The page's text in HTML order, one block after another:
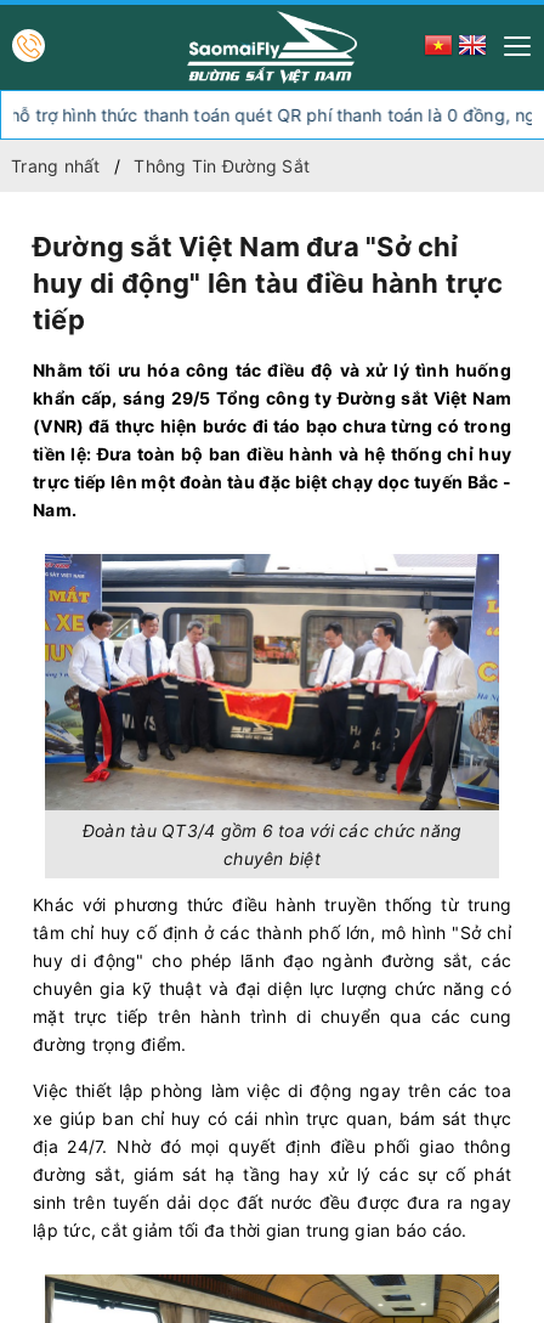
thức thanh toán quét QR phí thanh toán là 0 đồng, ngoài
Trang nhất Thông Tin Đường Sắt
Đường sắt Việt Nam đưa "Sở chỉ
huy di động" lên tàu điều hành trực
tiếp
Nhằm tối ưu hóa công tác điều độ và xử lý tình huống
khẩn cấp, sáng 29/5 Tổng công ty Đường sắt Việt Nam
(VNR) đã thực hiện bước đi táo bạo chưa từng có trong
tiền lệ: Đưa toàn bộ ban điều hành và hệ thống chỉ huy
trực tiếp lên một đoàn tàu đặc biệt chạy dọc tuyến Bắc -
Nam.
Đoàn tàu QT3/4 gồm 6 toa với các chức năng
chuyên biệt
Khác với phương thức điều hành truyền thống từ trung
tâm chỉ huy cố định ở các thành phố lớn, mô hình "Sở chỉ
huy di động" cho phép lãnh đạo ngành đường sắt, các
chuyên gia kỹ thuật và đại diện lực lượng chức năng có
mặt trực tiếp trên hành trình di chuyển qua các cung
đường trọng điểm.
Việc thiết lập phòng làm việc di động ngay trên các toa
xe giúp ban chỉ huy có cái nhìn trực quan, bám sát thực
địa 24/7. Nhờ đó mọi quyết định điều phối giao thông
đường sắt, giám sát hạ tầng hay xử lý các sự cố phát
sinh trên tuyến dải dọc đất nước đều được đưa ra ngay
lập tức, cắt giảm tối đa thời gian trung gian báo cáo.